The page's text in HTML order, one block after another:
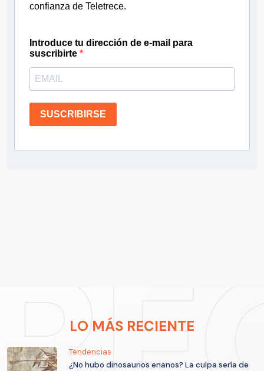
confianza de Teletrece.
Introduce tu dirección de e-mail para
suscribirte
SUSCRIBIRSE
LO MÁS RECIENTE
Tendencias
¿No hubo dinosaurios enanos? La culpa sería de